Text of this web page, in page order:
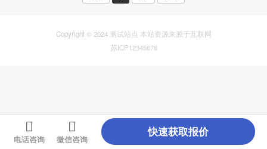
Copyright © 2024 测试站点 本站资源来源于互联网
苏ICP12345678
电话咨询 微信咨询
快速获取报价